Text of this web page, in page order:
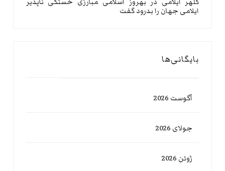
ایلامی جهان را بدرود گفت
بایگانی‌ها
آگوست 2026
جولای 2026
ژوئن 2026